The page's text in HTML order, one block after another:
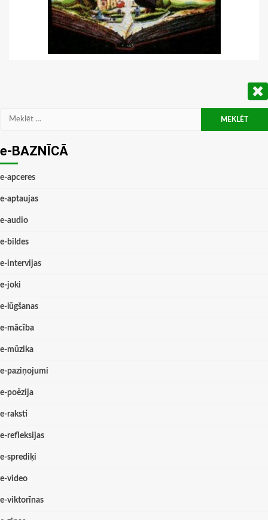
Meklēt:
e-BAZNĪCĀ
e-apceres
e-aptaujas
e-audio
e-bildes
e-intervijas
e-joki
e-lūgšanas
e-mācība
e-mūzika
e-paziņojumi
e-poēzija
e-raksti
e-refleksijas
e-sprediķi
e-video
e-viktorīnas